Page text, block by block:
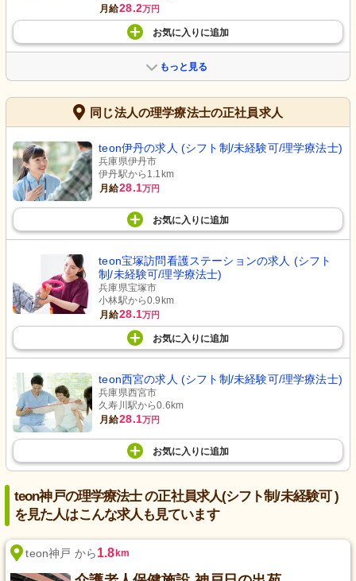
月給28.2万円
お気に入り に追加
もっと見る
同じ法人の理学療法士の正社員求人
teon伊丹の求人 (シフト制/未経験可/理学療法士)
兵庫県伊丹市
伊丹駅から1.1km
月給28.1万円
お気に入り に追加
teon宝塚訪問看護ステーションの求人 (シフト
制/未経験可/理学療法士)
兵庫県宝塚市
小林駅から0.9km
月給28.1万円
お気に入り に追加
teon西宮の求人 (シフト制/未経験可/理学療法士)
兵庫県西宮市
久寿川駅から0.6km
月給28.1万円
お気に入り に追加
teon神戸の理学療法士 の正社員求人(シフト制/未経験可 )
を見た人はこんな求人も見ています
teon神戸 から1.8km